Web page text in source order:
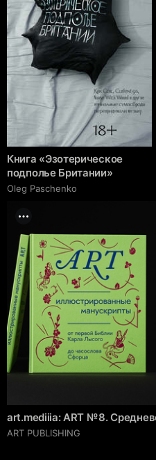
Книга «Эзотерическое
подполье Британии»
Oleg Paschenko
art.mediiia: ART № 8.
ART PUBLISHING